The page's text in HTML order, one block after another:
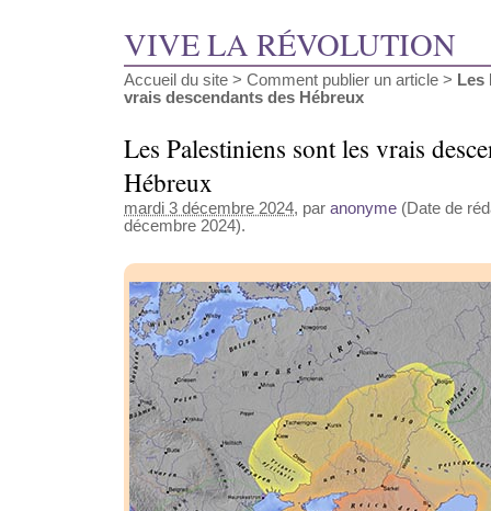
VIVE LA RÉVOLUTION
Accueil du site > Comment publier un article > Les
vrais descendants des Hébreux
Les Palestiniens sont les vrais
Hébreux
mardi 3 décembre 2024, par anonyme (Date de
décembre 2024).